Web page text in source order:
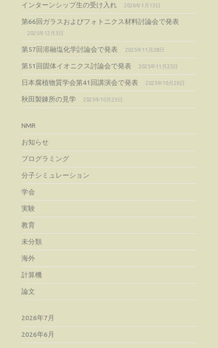
インターンシップ生の受け入れ 2026年1月13日
第66回ガラスおよびフォトニクス材料討論会で発表
2025年12月3日
第57回溶融塩化学討論会で発表 2025年11月28日
第51回固体イオニクス討論会で発表 2025年11月25日
日本腐植物質学会第41回講演会で発表 2025年10月26日
秋田製錬所の見学 2025年10月23日
NMR
お知らせ
プログラミング
分子シミュレーション
学会
実験
教育
未分類
海外
計算機
論文
2026年7月
2026年6月